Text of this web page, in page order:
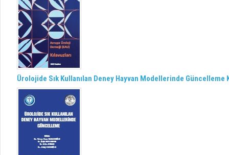
Ürolojide Sık Kullanılan Deney Hayvan Modellerinde Güncelleme